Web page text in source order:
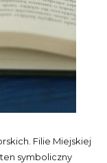
Filie Miejskiej
symboliczny